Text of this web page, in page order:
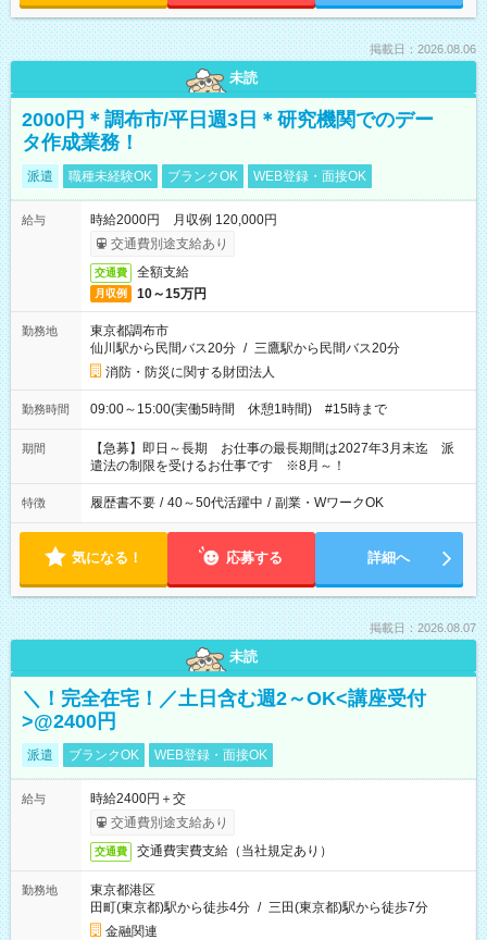
掲載日：2026.08.06
未読
2000円＊調布市/平日週3日＊研究機関でのデー
タ作成業務！
派遣 職種未経験OK ブランクOK WEB登録・面接OK
給与
時給2000円 月収例 120,000円
交通費別途支給あり
交通費 全額支給
月収例 10～15万円
勤務地
東京都調布市
仙川駅から民間バス20分 / 三鷹駅から民間バス20分
消防・防災に関する財団法人
勤務時間 09:00～15:00(実働5時間 休憩1時間) #15時まで
期間
【急募】即日～長期 お仕事の最長期間は2027年3月末迄 派
遣法の制限を受けるお仕事です ※8月～！
特徴 履歴書不要 / 40～50代活躍中 / 副業・WワークOK
気になる！ 応募する 詳細へ
掲載日：2026.08.07
未読
＼！完全在宅！／土日含む週2～OK<講座受付
>@2400円
派遣 ブランクOK WEB登録・面接OK
給与
時給2400円＋交
交通費別途支給あり
交通費 交通費実費支給（当社規定あり）
勤務地
東京都港区
田町(東京都)駅から徒歩4分 / 三田(東京都)駅から徒歩7分
金融関連